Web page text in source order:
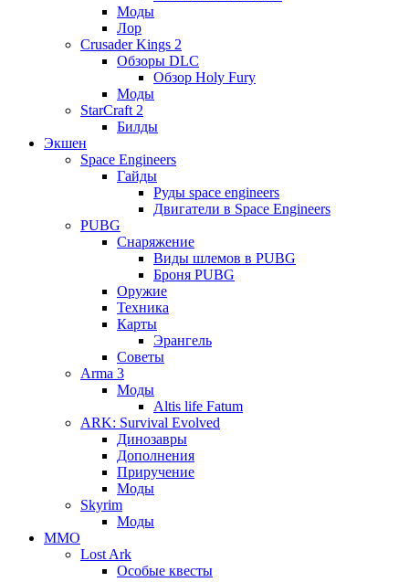
Моды
Лор
Crusader Kings 2
Обзоры DLC
Обзор Holy Fury
Моды
StarCraft 2
Билды
Экшен
Space Engineers
Гайды
Руды space engineers
Двигатели в Space Engineers
PUBG
Снаряжение
Виды шлемов в PUBG
Броня PUBG
Оружие
Техника
Карты
Эрангель
Советы
Arma 3
Моды
Altis life Fatum
ARK: Survival Evolved
Динозавры
Дополнения
Приручение
Моды
Skyrim
Моды
ММО
Lost Ark
Особые квесты